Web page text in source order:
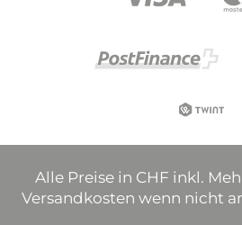
Alle Preise in CHF inkl.
Versandkosten wenn nicht